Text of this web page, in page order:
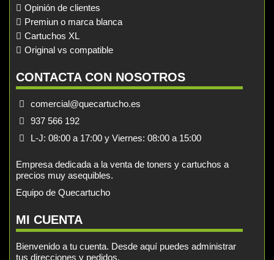
Opinión de clientes
Premiun o marca blanca
Cartuchos XL
Original vs compatible
CONTACTA CON NOSOTROS
comercial@quecartucho.es
937 566 192
L-J: 08:00 a 17:00 y Viernes: 08:00 a 15:00
Empresa dedicada a la venta de toners y cartuchos a
precios muy asequibles.
Equipo de Quecartucho
MI CUENTA
Bienvenido a tu cuenta. Desde aquí puedes administrar
tus direcciones y pedidos.